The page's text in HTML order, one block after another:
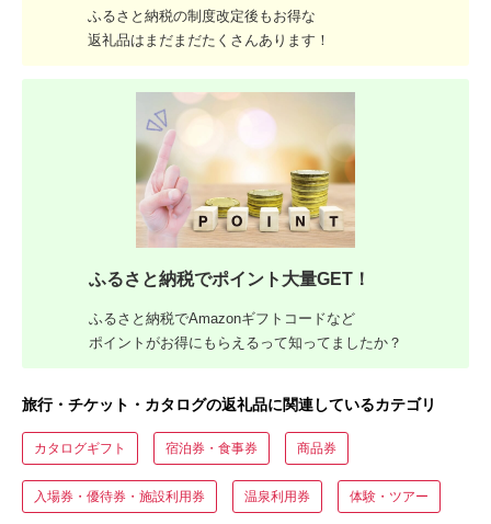
ふるさと納税の制度改定後もお得な
返礼品はまだまだたくさんあります！
ふるさと納税でポイント大量GET！
ふるさと納税でAmazonギフトコードなど
ポイントがお得にもらえるって知ってましたか？
旅行・チケット・カタログの返礼品に関連しているカテゴリ
カタログギフト 宿泊券・食事券 商品券
入場券・優待券・施設利用券 温泉利用券 体験・ツアー